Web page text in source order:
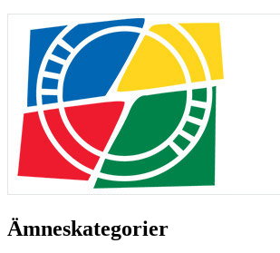
Ämneskategorier